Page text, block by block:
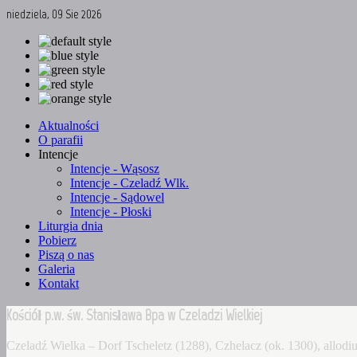
niedziela, 09 Sie 2026
Aktualności
O parafii
Intencje
Intencje - Wąsosz
Intencje - Czeladź Wlk.
Intencje - Sądowel
Intencje - Płoski
Liturgia dnia
Pobierz
Piszą o nas
Galeria
Kontakt
Kościół p.w. św. Stanisława Bpa w Czeladzi Wielkiej
Czeladź Wielka – Dorf Tscheletz (1288), Czhelacz (ok. 1300),